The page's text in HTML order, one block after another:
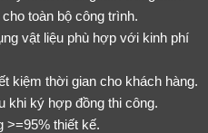
toàn bộ công trình.
vật liệu phù hợp với kinh phí
kiệm thời gian cho khách hàng.
khi ký hợp đồng thi công.
>=95% thiết kế.